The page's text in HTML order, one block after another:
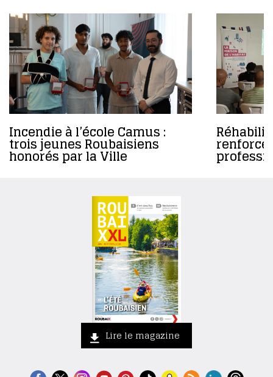
Incendie à l’école Camus :
trois jeunes Roubaisiens
honorés par la Ville
renforce
Lire le magazine